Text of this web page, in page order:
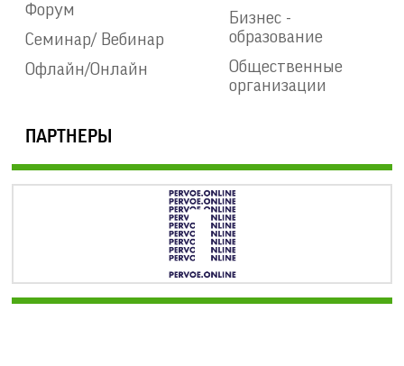
Форум
Семинар/ Вебинар
Офлайн/Онлайн
Бизнес -
образование
Общественные
организации
ПАРТНЕРЫ